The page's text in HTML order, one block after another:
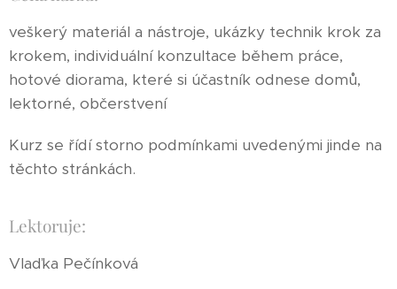
veškerý materiál a nástroje, ukázky technik krok za
krokem, individuální konzultace během práce,
hotové diorama, které si účastník odnese domů,
lektorné, občerstvení
Kurz se řídí storno podmínkami uvedenými jinde na
těchto stránkách.
Lektoruje:
Vlaďka Pečínková